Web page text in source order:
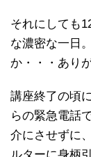
それにしても
な濃密な一日
か・・・あり
講座終了の頃
らの緊急電話
介にさせずに